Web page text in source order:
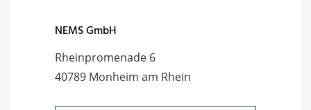
NEMS GmbH
Rheinpromenade 6
40789 Monheim am Rhein